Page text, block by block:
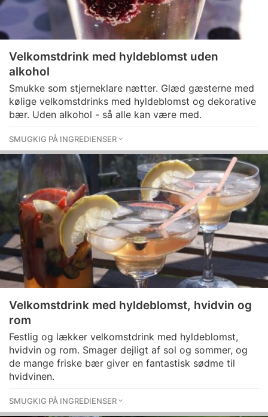
Velkomstdrink med hyldeblomst uden
alkohol
Smukke som stjerneklare nætter. Glæd gæsterne med
kølige velkomstdrinks med hyldeblomst og dekorative
bær. Uden alkohol - så alle kan være med.
SMUGKIG PÅ INGREDIENSER
Velkomstdrink med hyldeblomst, hvidvin og
rom
Festlig og lækker velkomstdrink med hyldeblomst,
hvidvin og rom. Smager dejligt af sol og sommer, og
de mange friske bær giver en fantastisk sødme til
hvidvinen.
SMUGKIG PÅ INGREDIENSER